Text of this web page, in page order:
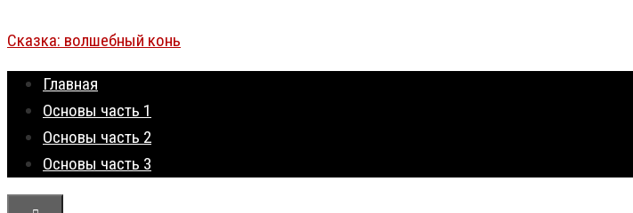
Сказка: волшебный конь
Главная
Основы часть 1
Основы часть 2
Основы часть 3